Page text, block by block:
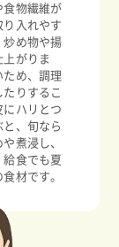
食物繊維が
入れやす
炒め物や揚
がりま
め、調理
りするこ
ハリとつ
、旬なら
煮浸し、
食でも夏
材です。